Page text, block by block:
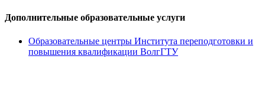
Дополнительные образовательные услуги
Образовательные центры Института переподготовки и
повышения квалификации ВолгГТУ